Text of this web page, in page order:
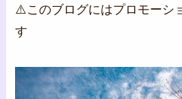
⚠️このブログにはプロモーシ
す